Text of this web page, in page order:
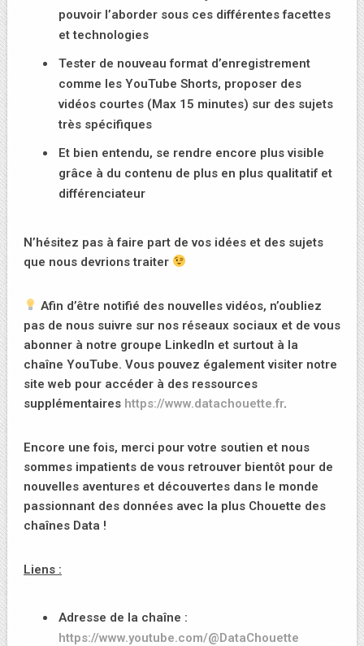
pouvoir l’aborder sous ces différentes facettes
et technologies
Tester de nouveau format d’enregistrement
comme les YouTube Shorts, proposer des
vidéos courtes (Max 15 minutes) sur des sujets
très spécifiques
Et bien entendu, se rendre encore plus visible
grâce à du contenu de plus en plus qualitatif et
différenciateur
N’hésitez pas à faire part de vos idées et des sujets
que nous devrions traiter
Afin d’être notifié des nouvelles vidéos, n’oubliez
pas de nous suivre sur nos réseaux sociaux et de vous
abonner à notre groupe LinkedIn et surtout à la
chaîne YouTube. Vous pouvez également visiter notre
site web pour accéder à des ressources
supplémentaires https://www.datachouette.fr.
Encore une fois, merci pour votre soutien et nous
sommes impatients de vous retrouver bientôt pour de
nouvelles aventures et découvertes dans le monde
passionnant des données avec la plus Chouette des
chaînes Data !
Liens :
Adresse de la chaîne :
https://www.youtube.com/@DataChouette